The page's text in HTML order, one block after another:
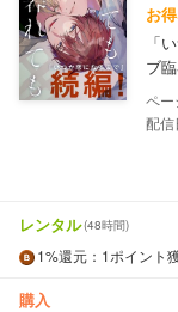
お
「
ブ
配
レンタル(48時間)
1%還元 ：1ポイント
購入